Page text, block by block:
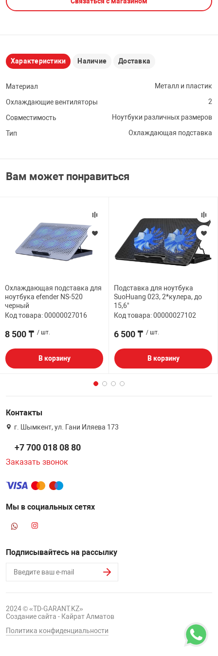
CARD RIDER
НАБОР ДЛЯ
Характеристики Наличие Доставка
Материал Металл и пластик
Охлаждающие вентиляторы 2
Совместимость Ноутбуки различных размеров
Тип Охлаждающая подставка
Вам может понравиться
Охлаждающая подставка для
ноутбука efender NS-520
черный
Код товара: 00000027016
8 500 ₸ / шт.
В корзину
Подставка для ноутбука
SuoHuang 023, 2*кулера, до
15,6"
Код товара: 00000027102
6 500 ₸ / шт.
В корзину
Контакты
г. Шымкент, ул. Гани Иляева 173
+7 700 018 08 80
Заказать звонок
Мы в социальных сетях
Подписывайтесь на рассылку
2024 © «TD-GARANT.KZ»
Создание сайта - Кайрат Алматов
Политика конфиденциальности